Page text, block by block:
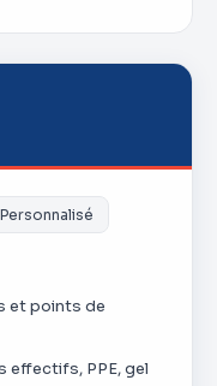
Personnalisé
et points de
effectifs, PPE, gel